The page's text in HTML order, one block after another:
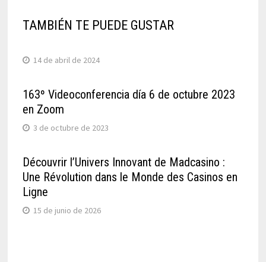
TAMBIÉN TE PUEDE GUSTAR
14 de abril de 2024
163º Videoconferencia día 6 de octubre 2023
en Zoom
3 de octubre de 2023
Découvrir l’Univers Innovant de Madcasino :
Une Révolution dans le Monde des Casinos en
Ligne
15 de junio de 2026